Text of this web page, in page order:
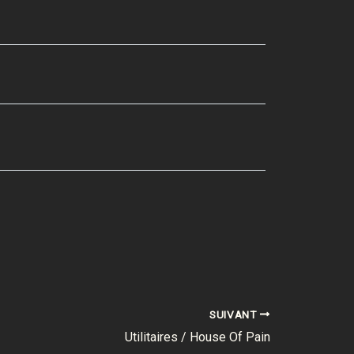
SUIVANT
Utilitaires / House Of Pain